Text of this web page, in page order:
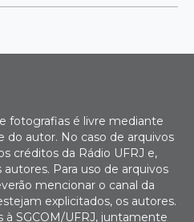
fotografias é livre mediante
do autor. No caso de arquivos
créditos da Rádio UFRJ e,
Para uso de arquivos
mencionar o canal da
explicitados, os autores.
SGCOM/UFRJ, juntamente